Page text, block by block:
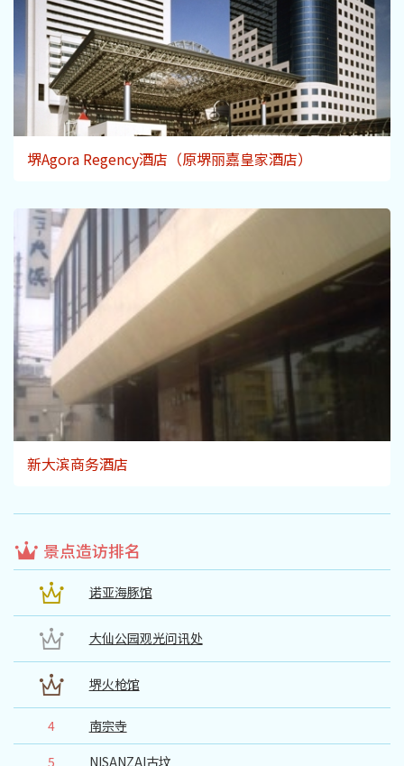
堺Agora Regency酒店（原堺丽嘉皇家酒店）
新大滨商务酒店
景点造访排名
诺亚海豚馆
大仙公园观光问讯处
堺火枪馆
4
南宗寺
5
NISANZAI古坟